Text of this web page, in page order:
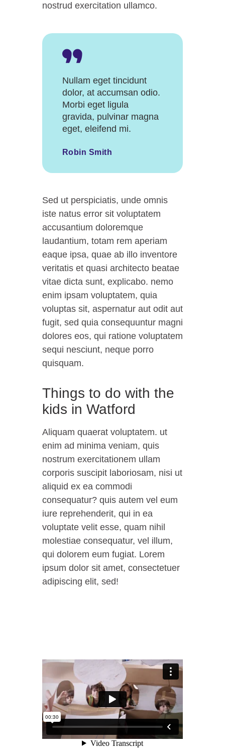
nostrud exercitation ullamco.
Nullam eget tincidunt
dolor, at accumsan odio.
Morbi eget ligula
gravida, pulvinar magna
eget, eleifend mi.
Robin Smith
Sed ut perspiciatis, unde omnis
iste natus error sit voluptatem
accusantium doloremque
laudantium, totam rem aperiam
eaque ipsa, quae ab illo inventore
veritatis et quasi architecto beatae
vitae dicta sunt, explicabo. nemo
enim ipsam voluptatem, quia
voluptas sit, aspernatur aut odit aut
fugit, sed quia consequuntur magni
dolores eos, qui ratione voluptatem
sequi nesciunt, neque porro
quisquam.
Things to do with the
kids in Watford
Aliquam quaerat voluptatem. ut
enim ad minima veniam, quis
nostrum exercitationem ullam
corporis suscipit laboriosam, nisi ut
aliquid ex ea commodi
consequatur? quis autem vel eum
iure reprehenderit, qui in ea
voluptate velit esse, quam nihil
molestiae consequatur, vel illum,
qui dolorem eum fugiat. Lorem
ipsum dolor sit amet, consectetuer
adipiscing elit, sed!